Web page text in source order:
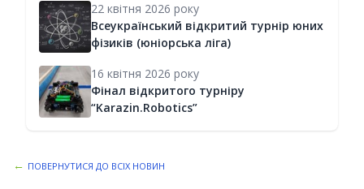
22 квітня 2026 року
Всеукраїнський відкритий турнір юних
фізиків (юніорська ліга)
16 квітня 2026 року
Фінал відкритого турніру
“Karazin.Robotics”
← ПОВЕРНУТИСЯ ДО ВСІХ НОВИН